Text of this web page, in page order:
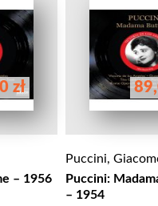
zł
– 1956
Puccini,
Puccini:
– 1954